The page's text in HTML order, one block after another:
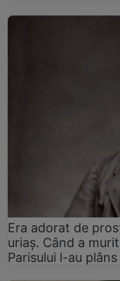
Era adorat de
uriaș. Când a
Parisului l-au plâns